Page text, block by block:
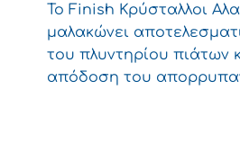
Το Finish Κρύσταλλοι
μαλακώνει
του πλυντηρίου πιάτων
απόδοση του